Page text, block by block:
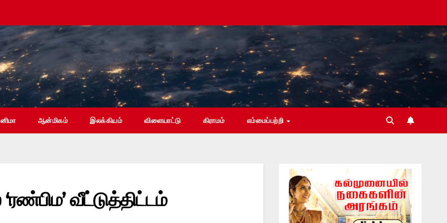
ஆன்மிகம் இலக்கியம் விளையாட்டு கிராமம் எம்மைப்பற்றி
வீட்டுத்திட்டம்